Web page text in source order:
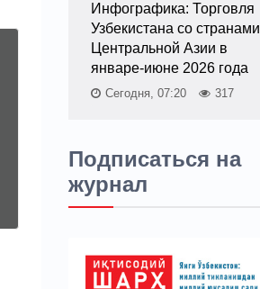
Инфографика: Торговля
Узбекистана со странами
Центральной Азии в
январе-июне 2026 года
Сегодня, 07:20 317
Подписаться на
журнал